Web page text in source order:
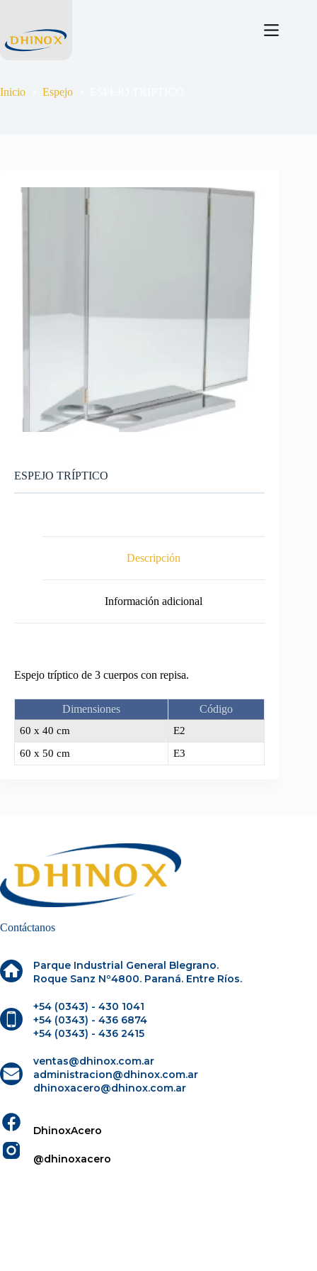
Inicio Espejo
ESPEJO TRÍPTICO
Descripción
Información adicional
Espejo tríptico de 3 cuerpos con repisa.
Dimensiones Código
60 x 40 cm
E2
60 x 50 cm
E3
Contáctanos
Parque Industrial General Blegrano.
Roque Sanz Nº4800. Paraná. Entre Ríos.
+54 (0343) - 430 1041
+54 (0343) - 436 6874
+54 (0343) - 436 2415
ventas@dhinox.com.ar
administracion@dhinox.com.ar
dhinoxacero@dhinox.com.ar
DhinoxAcero
@dhinoxacero